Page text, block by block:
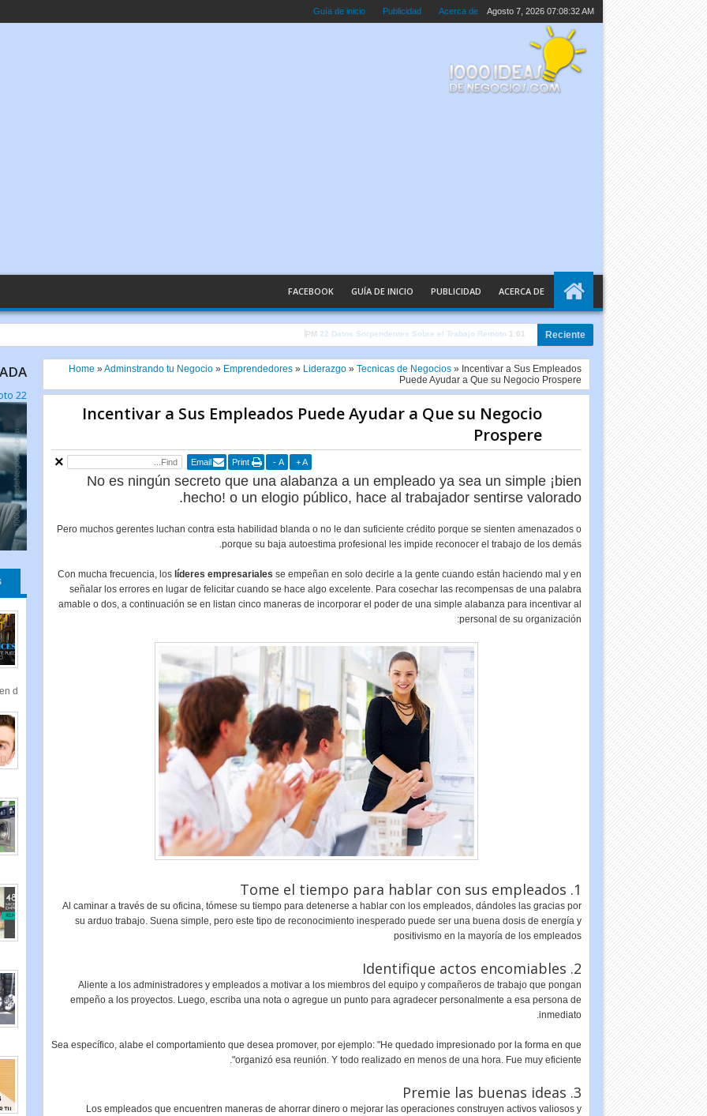
Agosto 7, 2026 07:08:33 AM
Acerca de
Publicidad
Guía de inicio
ACERCA DE
PUBLICIDAD
GUÍA DE INICIO
FACEBOOK
Reciente
10:05 AM
Inteligencia Artificial Explicada en Palabras Sencillas
Home »Adminstrando tu Negocio » Emprendedores » Liderazgo »Tecnicas de Negocios » Incentivar a Sus Empleados
Puede Ayudar a Que su Negocio Prospere
Incentivar a Sus Empleados Puede Ayudar a Que su Negocio
Prospere
A
+
A
-
Print
Email
No es ningún secreto que una alabanza a un empleado ya sea un simple ¡bien
hecho! o un elogio público, hace al trabajador sentirse valorado.
Pero muchos gerentes luchan contra esta habilidad blanda o no le dan suficiente crédito porque se sienten amenazados o
porque su baja autoestima profesional les impide reconocer el trabajo de los demás.
Con mucha frecuencia, los líderes empresariales se empeñan en solo decirle a la gente cuando están haciendo mal y en
señalar los errores en lugar de felicitar cuando se hace algo excelente. Para cosechar las recompensas de una palabra
amable o dos, a continuación se en listan cinco maneras de incorporar el poder de una simple alabanza para incentivar al
personal de su organización:
1. Tome el tiempo para hablar con sus empleados
Al caminar a través de su oficina, tómese su tiempo para detenerse a hablar con los empleados, dándoles las gracias por
su arduo trabajo. Suena simple, pero este tipo de reconocimiento inesperado puede ser una buena dosis de energía y
positivismo en la mayoría de los empleados
2. Identifique actos encomiables
Aliente a los administradores y empleados a motivar a los miembros del equipo y compañeros de trabajo que pongan
empeño a los proyectos. Luego, escriba una nota o agregue un punto para agradecer personalmente a esa persona de
inmediato.
Sea específico, alabe el comportamiento que desea promover, por ejemplo: "He quedado impresionado por la forma en que
organizó esa reunión. Y todo realizado en menos de una hora. Fue muy eficiente".
3. Premie las buenas ideas
Los empleados que encuentren maneras de ahorrar dinero o mejorar las operaciones construyen activos valiosos y
22 Datos Sorpendentes Sobre el Trabajo Remoto
d...